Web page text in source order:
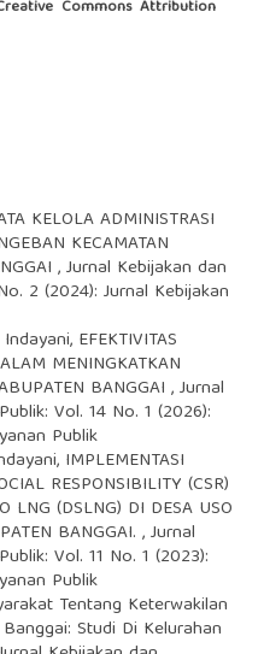
Commons Attribution
KELOLA ADMINISTRASI
KECAMATAN
,Jurnal Kebijakan dan
2 (2024): Jurnal Kebijakan
EFEKTIVITAS
MENINGKATKAN
BANGGAI ,Jurnal
Vol. 14 No. 1 (2026):
Publik
IMPLEMENTASI
RESPONSIBILITY (CSR)
LNG (DSLNG) DI DESA USO
BANGGAI. ,Jurnal
Vol. 11 No. 1 (2023):
Publik
Tentang Keterwakilan
Studi Di Kelurahan